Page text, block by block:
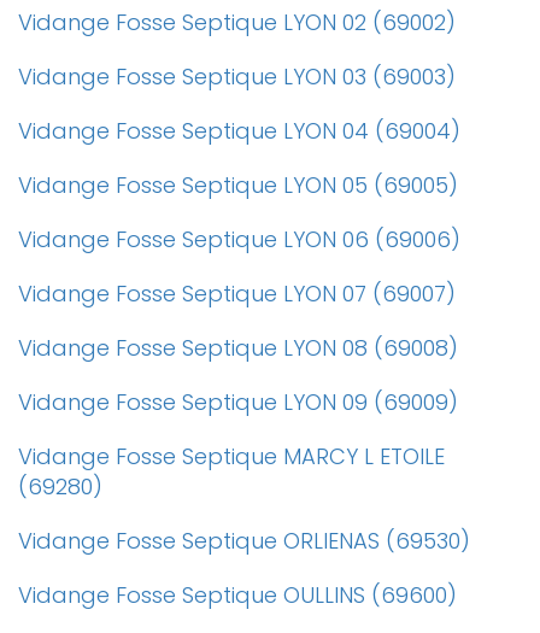
Vidange Fosse Septique LYON 02 (69002)
Vidange Fosse Septique LYON 03 (69003)
Vidange Fosse Septique LYON 04 (69004)
Vidange Fosse Septique LYON 05 (69005)
Vidange Fosse Septique LYON 06 (69006)
Vidange Fosse Septique LYON 07 (69007)
Vidange Fosse Septique LYON 08 (69008)
Vidange Fosse Septique LYON 09 (69009)
Vidange Fosse Septique MARCY L ETOILE
(69280)
Vidange Fosse Septique ORLIENAS (69530)
Vidange Fosse Septique OULLINS (69600)